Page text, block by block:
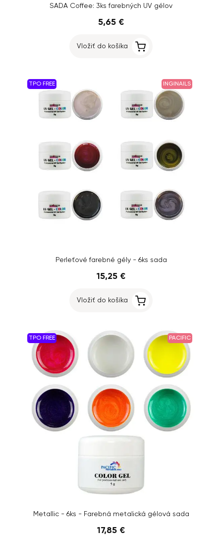
SADA Coffee: 3ks farebných UV gélov
5,65 €
Vložiť do košíka
TPO FREE INGINAILS
Perleťové farebné gély - 6ks sada
15,25 €
Vložiť do košíka
TPO FREE PACIFIC
Metallic - 6ks - Farebná metalická gélová sada
17,85 €